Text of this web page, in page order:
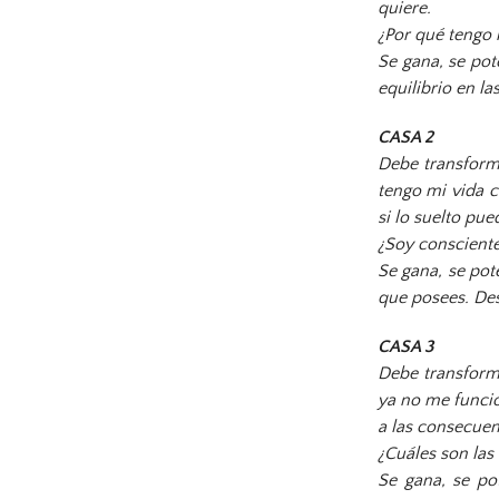
quiere.
¿Por qué
Se gana, se
equilibrio en
CASA 2
Debe
tengo mi vida
si lo suelto
¿Soy
Se gana, se
que posees.
CASA 3
Debe
ya no me
a las
¿Cuáles son
Se gana, se